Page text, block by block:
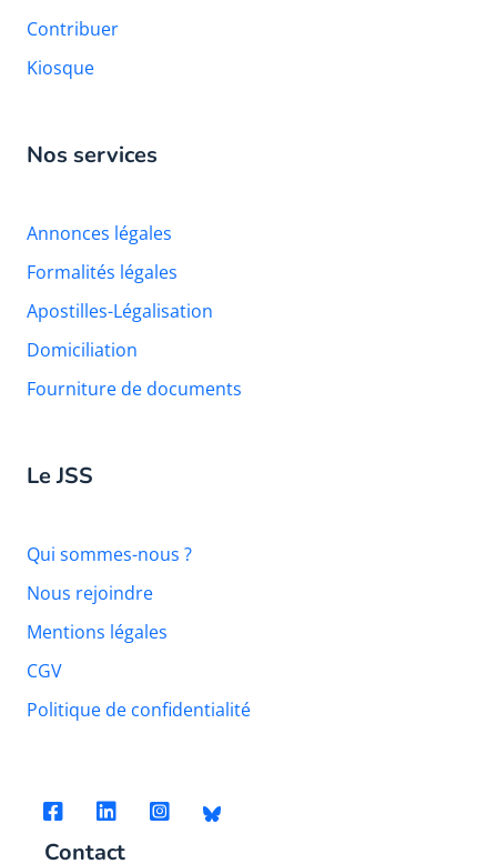
Contribuer
Kiosque
Nos services
Annonces légales
Formalités légales
Apostilles-Légalisation
Domiciliation
Fourniture de documents
Le JSS
Qui sommes-nous ?
Nous rejoindre
Mentions légales
CGV
Politique de confidentialité
Contact